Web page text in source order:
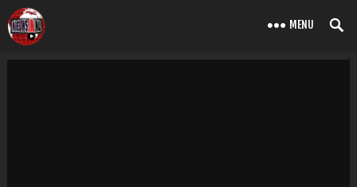
MENU